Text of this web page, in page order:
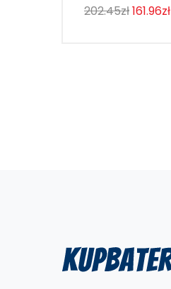
202.45zł161.96zł